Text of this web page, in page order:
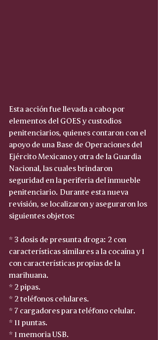
Esta acción fue llevada a cabo por
elementos del GOES y custodios
penitenciarios, quienes contaron con el
apoyo de una Base de Operaciones del
Ejército Mexicano y otra de la Guardia
Nacional, las cuales brindaron
seguridad en la periferia del inmueble
penitenciario. Durante esta nueva
revisión, se localizaron y aseguraron los
siguientes objetos:
* 3 dosis de presunta droga: 2 con
características similares a la cocaína y 1
con características propias de la
marihuana.
* 2 pipas.
* 2 teléfonos celulares.
* 7 cargadores para teléfono celular.
* 11 puntas.
* 1 memoria USB.